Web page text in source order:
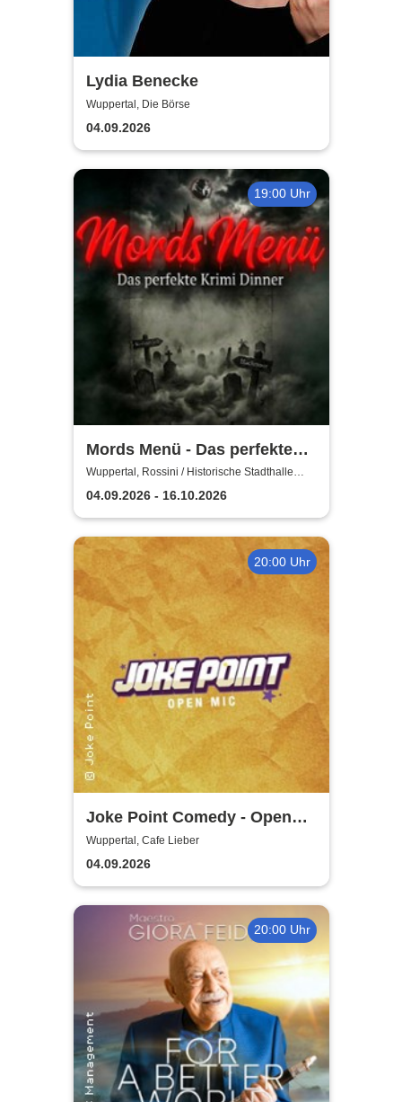
Lydia Benecke
Wuppertal, Die Börse
04.09.2026
19:00 Uhr
Mords Menü - Das perfekte
Krimi Dinner
Wuppertal, Rossini / Historische Stadthalle
Wuppertal
04.09.2026 - 16.10.2026
20:00 Uhr
Joke Point Comedy - Open
Mic | Cafe Lieber
Wuppertal, Cafe Lieber
04.09.2026
20:00 Uhr